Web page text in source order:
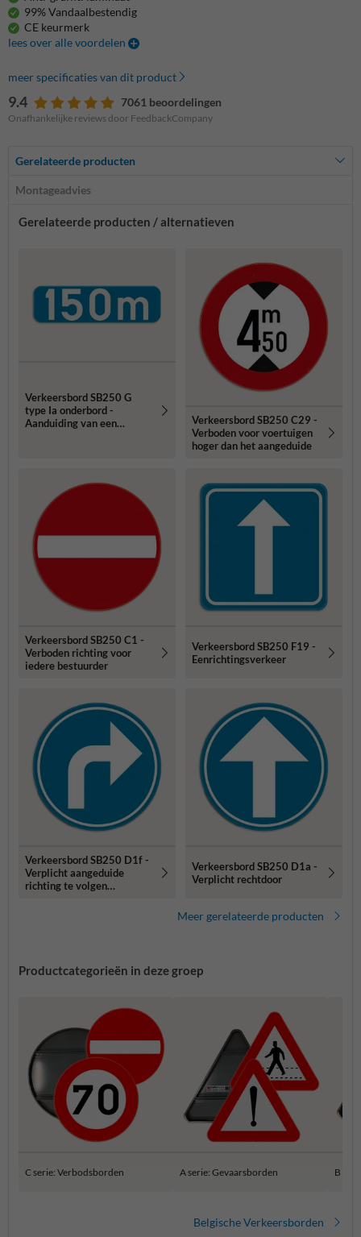
99% Vandaalbestendig
CE keurmerk
lees over alle voordelen
meer specificaties van dit product
9.4 7061 beoordelingen
Onafhankelijke reviews door FeedbackCompany
Gerelateerde producten
Montageadvies
Gerelateerde producten / alternatieven
Verkeersbord SB250 G
type Ia onderbord -
Aanduiding van een
Verkeersbord SB250 C29 -
Verboden voor voertuigen
hoger dan het aangeduide
Verkeersbord SB250 C1 -
Verboden richting voor
iedere bestuurder
Verkeersbord SB250 F19 -
Eenrichtingsverkeer
Verkeersbord SB250 D1f -
Verplicht aangeduide
richting te volgen
Verkeersbord SB250 D1a -
Verplicht rechtdoor
Meer gerelateerde producten
Productcategorieën in deze groep
C serie: Verbodsborden A serie: Gevaarsborden B
Belgische Verkeersborden